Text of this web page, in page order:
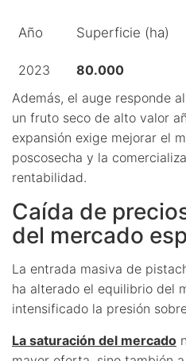
Año Superficie (ha)
2023 80.000
Además, el auge responde
un fruto seco de alto valor
expansión exige mejorar el
poscosecha y la
rentabilidad.
Caída de
del mercado
La entrada masiva de
ha alterado el equilibrio del
intensificado la presión
La saturación del mercado